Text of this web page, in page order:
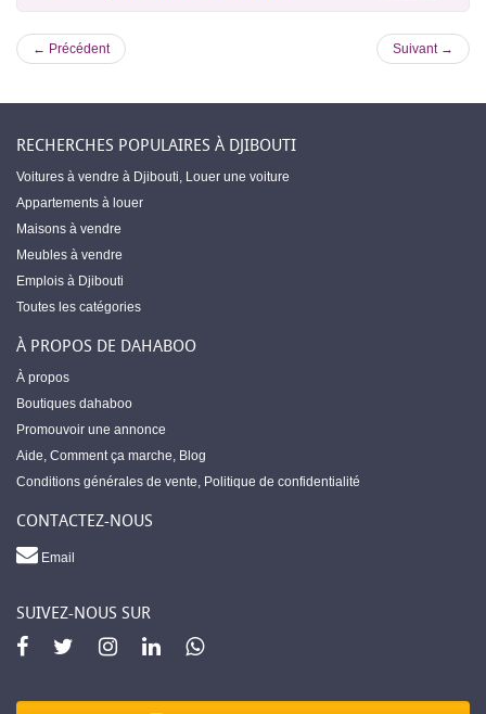
← Précédent Suivant →
RECHERCHES POPULAIRES À DJIBOUTI
Voitures à vendre à Djibouti, Louer une voiture
Appartements à louer
Maisons à vendre
Meubles à vendre
Emplois à Djibouti
Toutes les catégories
À PROPOS DE DAHABOO
À propos
Boutiques dahaboo
Promouvoir une annonce
Aide, Comment ça marche, Blog
Conditions générales de vente, Politique de confidentialité
CONTACTEZ-NOUS
Email
SUIVEZ-NOUS SUR